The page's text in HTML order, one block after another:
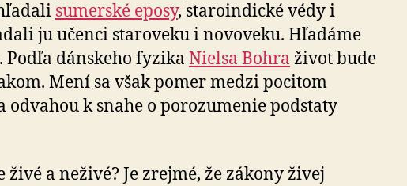
sumerské eposy, staroindické védy i
ju učenci staroveku i novoveku. Hľadáme
Podľa dánskeho fyzika Nielsa Bohra život bude
Mení sa však pomer medzi pocitom
odvahou k snahe o porozumenie podstaty
živé a neživé? Je zrejmé, že zákony živej